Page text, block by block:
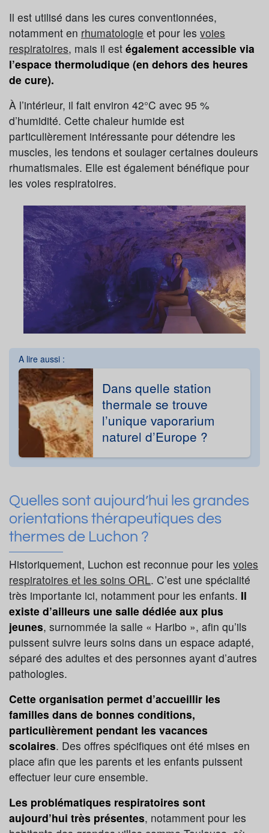
Il est utilisé dans les cures conventionnées,
notamment en rhumatologie et pour les voies
respiratoires, mais il est également accessible via
l’espace thermoludique (en dehors des heures
de cure).
À l’intérieur, il fait environ 42°C avec 95 %
d’humidité. Cette chaleur humide est
particulièrement intéressante pour détendre les
muscles, les tendons et soulager certaines douleurs
rhumatismales. Elle est également bénéfique pour
les voies respiratoires.
A lire aussi :
Dans quelle station
thermale se trouve
l’unique vaporarium
naturel d’Europe ?
Quelles sont aujourd’hui les grandes
orientations thérapeutiques des
thermes de Luchon ?
Historiquement, Luchon est reconnue pour les voies
respiratoires et les soins ORL. C’est une spécialité
très importante ici, notamment pour les enfants. Il
existe d’ailleurs une salle dédiée aux plus
jeunes, surnommée la salle « Haribo », afin qu’ils
puissent suivre leurs soins dans un espace adapté,
séparé des adultes et des personnes ayant d’autres
pathologies.
Cette organisation permet d’accueillir les
familles dans de bonnes conditions,
particulièrement pendant les vacances
scolaires. Des offres spécifiques ont été mises en
place afin que les parents et les enfants puissent
effectuer leur cure ensemble.
Les problématiques respiratoires sont
aujourd’hui très présentes, notamment pour les